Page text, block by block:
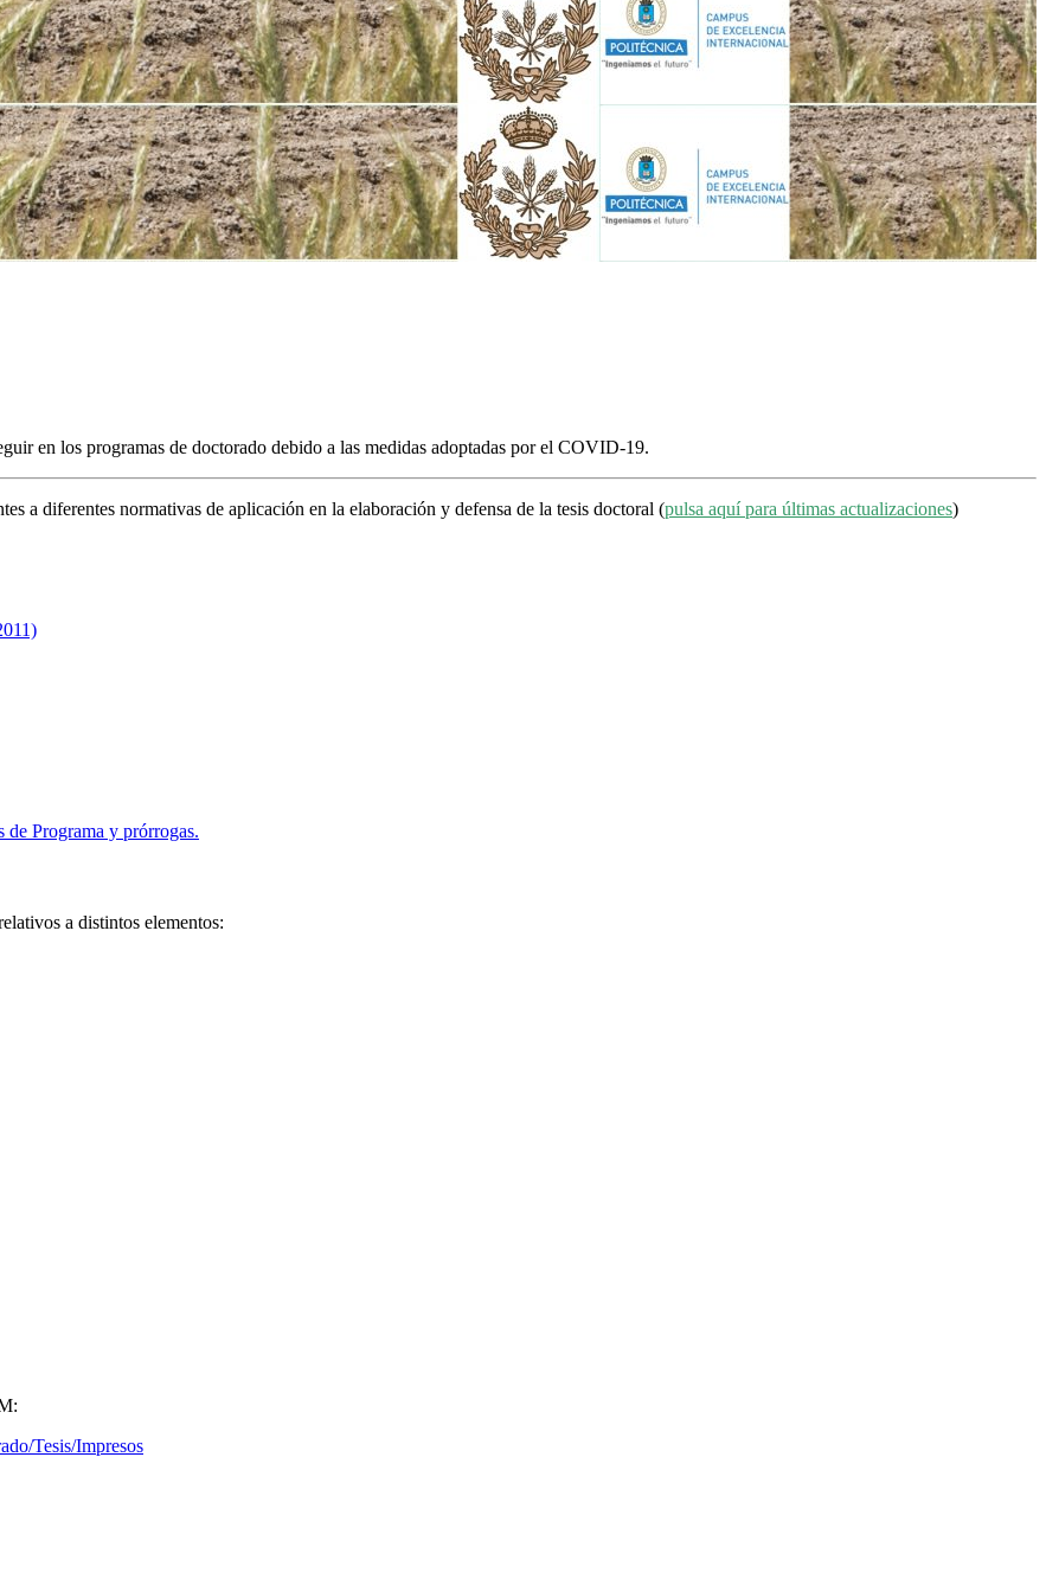
en los programas de doctorado debido a las medidas adoptadas por el COVID-19.
a diferentes normativas de aplicación en la elaboración y defensa de la tesis doctoral (pulsa aquí para últimas actualizaciones)
de Programa y prórrogas.
a distintos elementos:
Tesis/Impresos